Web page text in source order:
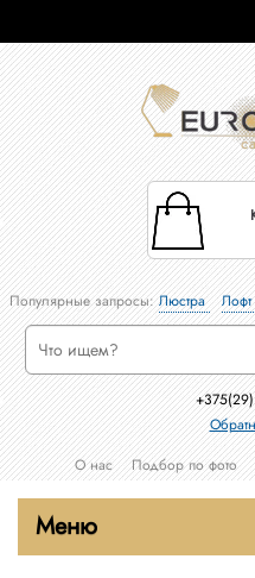
Популярные запросы:Люстра Лофт
+375(29)
О нас
Подбор по фото
Меню